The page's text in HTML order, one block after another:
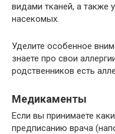
видами тканей, а также
насекомых.
Уделите особенное
знаете про свои
родственников есть
Медикаменты
Если вы принимаете
предписанию врача